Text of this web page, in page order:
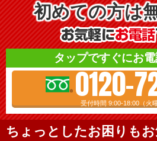
初めての方は
タップですぐにお
0120-
受付時間 9:00-18:00（火
ちょっとしたお困りもお